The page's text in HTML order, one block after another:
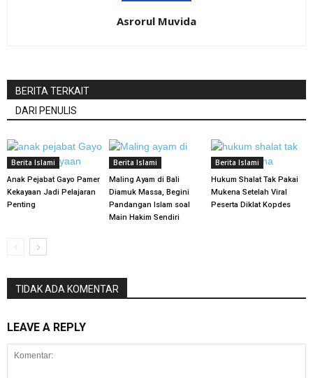
Asrorul Muvida
BERITA TERKAIT
DARI PENULIS
Berita Islami
Anak Pejabat Gayo Pamer
Kekayaan Jadi Pelajaran
Penting
Berita Islami
Maling Ayam di Bali
Diamuk Massa, Begini
Pandangan Islam soal
Main Hakim Sendiri
Berita Islami
Hukum Shalat Tak Pakai
Mukena Setelah Viral
Peserta Diklat Kopdes
TIDAK ADA KOMENTAR
LEAVE A REPLY